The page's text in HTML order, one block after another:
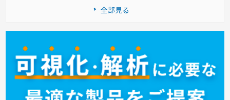
全部見る